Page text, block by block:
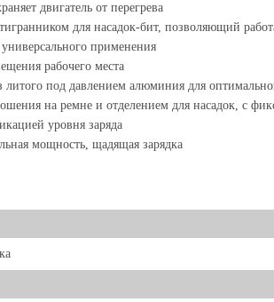
двигатель от перегрева
для насадок-бит, позволяющий
применения
рабочего места
под давлением алюминия для
на ремне и отделением для насадок, с
уровня заряда
мощность, щадящая зарядка